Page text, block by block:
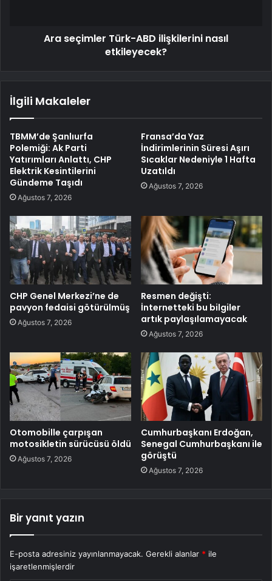
Ara seçimler Türk-ABD ilişkilerini nasıl
etkileyecek?
İlgili Makaleler
TBMM’de Şanlıurfa
Polemiği: Ak Parti
Yatırımları Anlattı, CHP
Elektrik Kesintilerini
Gündeme Taşıdı
Ağustos 7, 2026
Fransa’da Yaz
İndirimlerinin Süresi Aşırı
Sıcaklar Nedeniyle 1 Hafta
Uzatıldı
Ağustos 7, 2026
CHP Genel Merkezi’ne de
pavyon fedaisi götürülmüş
Ağustos 7, 2026
Resmen değişti:
İnternetteki bu bilgiler
artık paylaşılamayacak
Ağustos 7, 2026
Otomobille çarpışan
motosikletin sürücüsü öldü
Ağustos 7, 2026
Cumhurbaşkanı Erdoğan,
Senegal Cumhurbaşkanı ile
görüştü
Ağustos 7, 2026
Bir yanıt yazın
E-posta adresiniz yayınlanmayacak. Gerekli alanlar * ile
işaretlenmişlerdir